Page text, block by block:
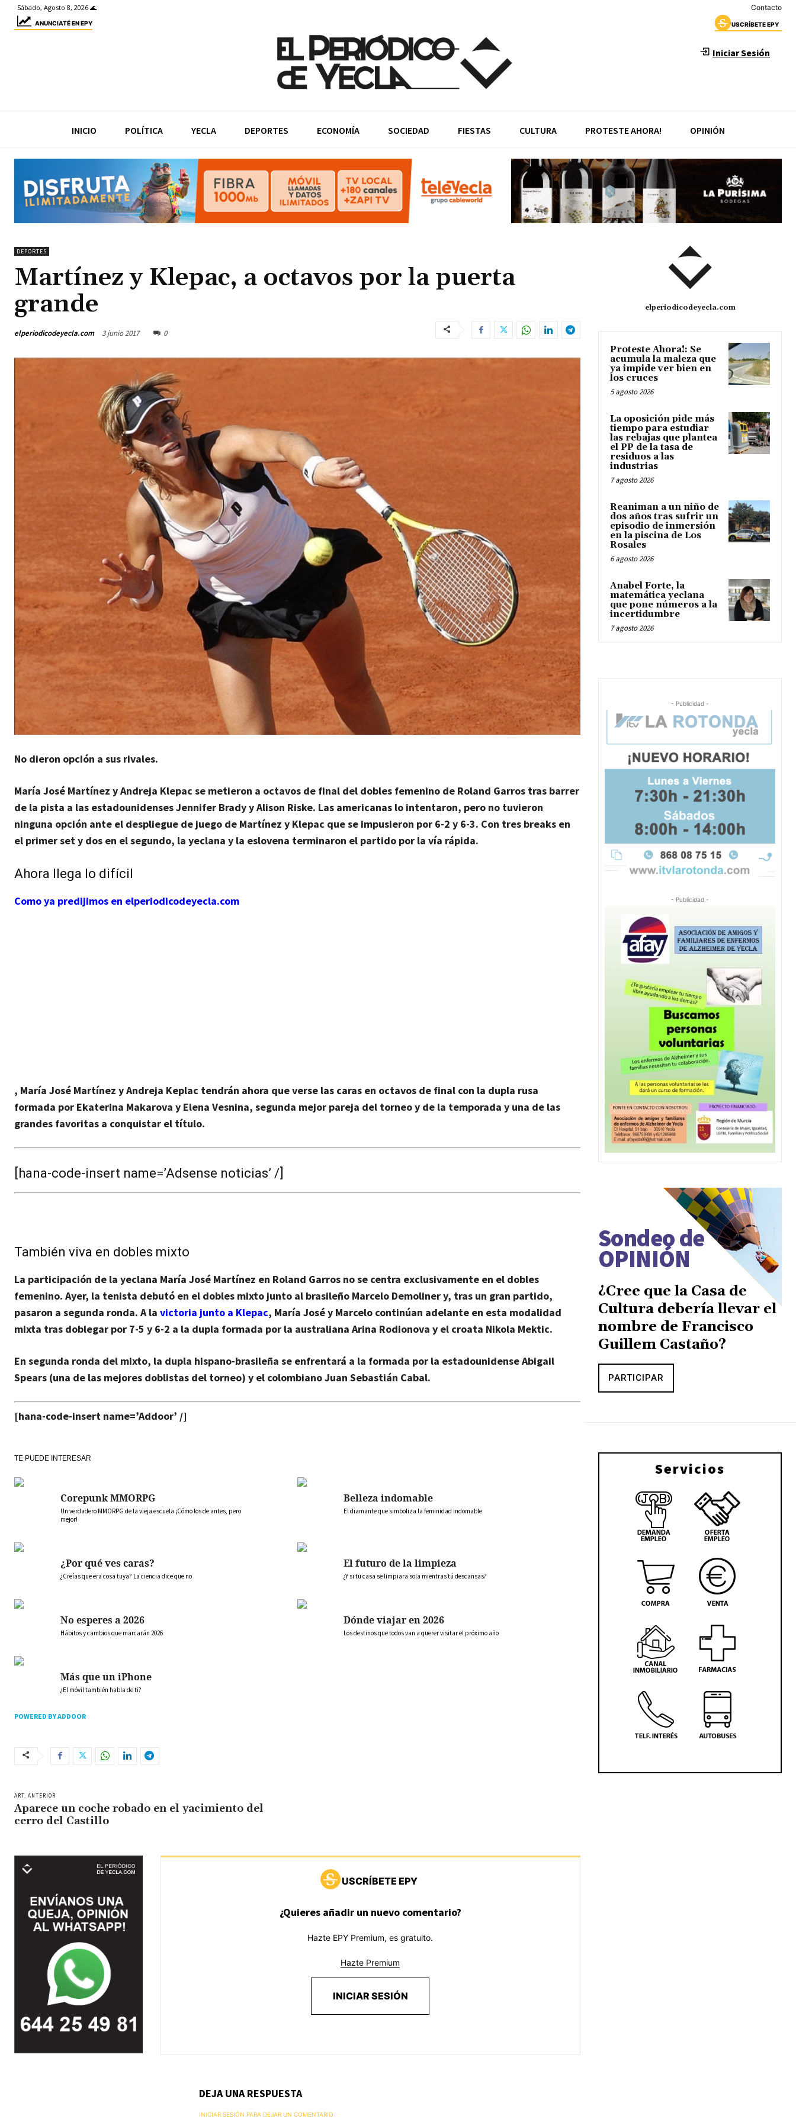
Sábado, Agosto 8, 2026 🌊 Contacto
ANUNCIATÉ EN EPY USCRÍBETE EPY
Iniciar Sesión
INICIO POLÍTICA YECLA DEPORTES ECONOMÍA SOCIEDAD FIESTAS CULTURA PROTESTE AHORA! OPINIÓN
DEPORTES
Martínez y Klepac, a octavos por la puerta
grande
elperiodicodeyecla.com 3 junio 2017 0
No dieron opción a sus rivales.
María José Martínez y Andreja Klepac se metieron a octavos de final del dobles femenino de Roland Garros tras barrer
de la pista a las estadounidensesJennifer BradyyAlison Riske. Las americanas lo intentaron, pero no tuvieron
ninguna opción ante el despliegue de juego de Martínez y Klepac que se impusieron por 6-2 y 6-3. Con tres breaks en
el primer set y dos en el segundo, la yeclana y la eslovena terminaron el partido por la vía rápida.
Ahora llega lo difícil
Como ya predijimos en elperiodicodeyecla.com
, María José Martínez y Andreja Keplac tendrán ahora que verse las caras en octavos de final con la dupla rusa
formada por Ekaterina Makarova y Elena Vesnina, segunda mejor pareja del torneo y de la temporada y una de las
grandes favoritas a conquistar el título.
[hana-code-insert name=’Adsense noticias’ /]
También viva en dobles mixto
La participación de la yeclana María José Martínez en Roland Garros no se centra exclusivamente en el dobles
femenino. Ayer, la tenista debutó en el dobles mixto junto al brasileño Marcelo Demolinery, tras un gran partido,
pasaron a segunda ronda. A la victoria junto a Klepac, María José y Marcelo continúan adelante en esta modalidad
mixta tras doblegar por 7-5 y 6-2 a la dupla formada por la australiana Arina Rodionova y el croata Nikola Mektic.
En segunda ronda del mixto, la dupla hispano-brasileña se enfrentará a la formada por la estadounidenseAbigail
Spears (una de las mejores doblistas del torneo) y el colombiano Juan Sebastián Cabal.
[hana-code-insert name=’Addoor’ /]
TE PUEDE INTERESAR
Corepunk MMORPG
Un verdadero MMORPG de la vieja escuela ¡Cómo los de antes, pero
mejor!
Belleza indomable
El diamante que simboliza la feminidad indomable
¿Por qué ves caras?
¿Creías que era cosa tuya? La ciencia dice que no
El futuro de la limpieza
¿Y si tu casa se limpiara sola mientras tú descansas?
No esperes a 2026
Hábitos y cambios que marcarán 2026
Dónde viajar en 2026
Los destinos que todos van a querer visitar el próximo año
Más que un iPhone
¿El móvil también habla de ti?
POWERED BY ADDOOR
ART. ANTERIOR
Aparece un coche robado en el yacimiento del
cerro del Castillo
USCRÍBETE EPY
¿Quieres añadir un nuevo comentario?
Hazte EPY Premium, es gratuito.
Hazte Premium
INICIAR SESIÓN
DEJA UNA RESPUESTA
INICIAR SESIÓN PARA DEJAR UN COMENTARIO
elperiodicodeyecla.com
Proteste Ahora!: Se
acumula la maleza que
ya impide ver bien en
los cruces
5 agosto 2026
La oposición pide más
tiempo para estudiar
las rebajas que plantea
el PP de la tasa de
residuos a las
industrias
7 agosto 2026
Reaniman a un niño de
dos años tras sufrir un
episodio de inmersión
en la piscina de Los
Rosales
6 agosto 2026
Anabel Forte, la
matemática yeclana
que pone números a la
incertidumbre
7 agosto 2026
- Publicidad -
- Publicidad -
Sondeo de
OPINIÓN
¿Cree que la Casa de
Cultura debería llevar el
nombre de Francisco
Guillem Castaño?
PARTICIPAR
Servicios